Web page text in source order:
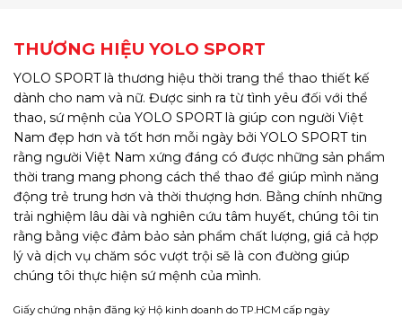
THƯƠNG HIỆU YOLO SPORT
YOLO SPORT là thương hiệu thời trang thể thao thiết kế
dành cho nam và nữ. Được sinh ra từ tình yêu đối với thể
thao, sứ mệnh của YOLO SPORT là giúp con người Việt
Nam đẹp hơn và tốt hơn mỗi ngày bởi YOLO SPORT tin
rằng người Việt Nam xứng đáng có được những sản phẩm
thời trang mang phong cách thể thao để giúp mình năng
động trẻ trung hơn và thời thượng hơn. Bằng chính những
trải nghiệm lâu dài và nghiên cứu tâm huyết, chúng tôi tin
rằng bằng việc đảm bảo sản phẩm chất lượng, giá cả hợp
lý và dịch vụ chăm sóc vượt trội sẽ là con đường giúp
chúng tôi thực hiện sứ mệnh của mình.
Giấy chứng nhận đăng ký Hộ kinh doanh do TP.HCM cấp ngày